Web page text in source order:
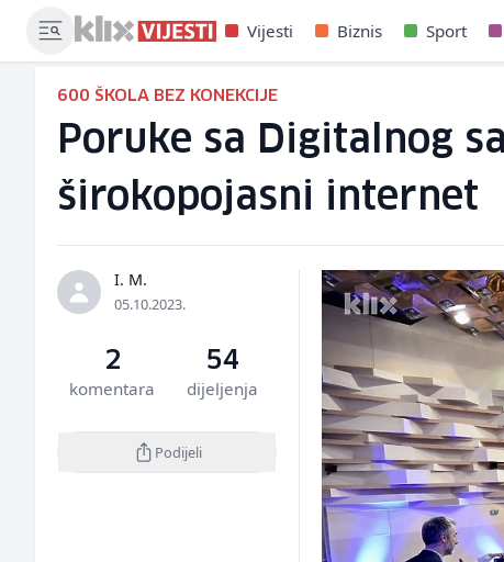
Vijesti Biznis Sport
600 ŠKOLA BEZ KONEKCIJE
Poruke sa Digitalnog
širokopojasni internet
I. M.
05.10.2023.
2
komentara
54
dijeljenja
Podijeli